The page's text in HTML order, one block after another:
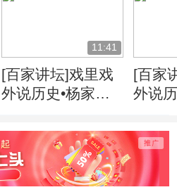
11:41
[百家讲坛]戏里戏
外说历史•杨家将
[百家
外说